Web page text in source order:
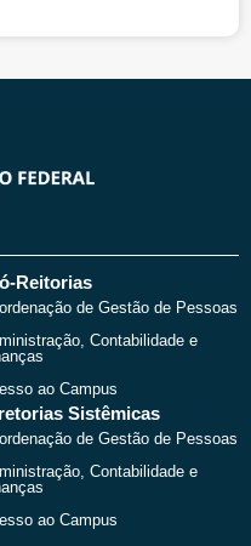
Reitorias
de Gestão de Pessoas
Contabilidade e
ao Campus
Sistêmicas
de Gestão de Pessoas
Contabilidade e
ao Campus